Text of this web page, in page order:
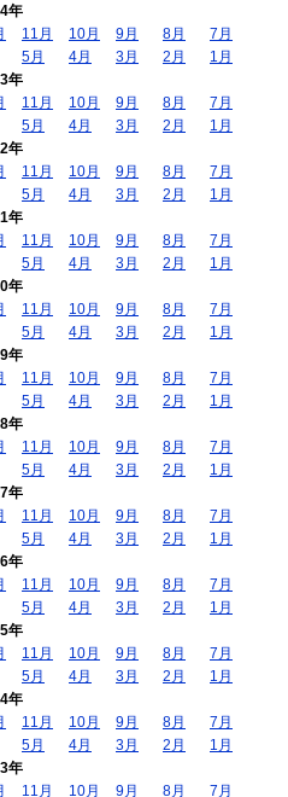
年
11月 10月 9月 8月
7月
5月 4月 3月 2月
1月
年
11月 10月 9月 8月
7月
5月 4月 3月 2月
1月
年
11月 10月 9月 8月
7月
5月 4月 3月 2月
1月
年
11月 10月 9月 8月
7月
5月 4月 3月 2月
1月
年
11月 10月 9月 8月
7月
5月 4月 3月 2月
1月
年
11月 10月 9月 8月
7月
5月 4月 3月 2月
1月
年
11月 10月 9月 8月
7月
5月 4月 3月 2月
1月
年
11月 10月 9月 8月
7月
5月 4月 3月 2月
1月
年
11月 10月 9月 8月
7月
5月 4月 3月 2月
1月
年
11月 10月 9月 8月
7月
5月 4月 3月 2月
1月
年
11月 10月 9月 8月
7月
5月 4月 3月 2月
1月
年
11月 10月 9月 8月 7月